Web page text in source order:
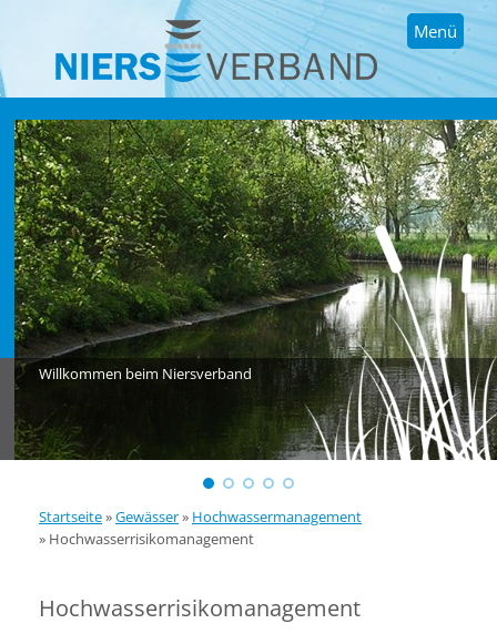
Menü
Willkommen beim Niersverband
Startseite»Gewässer» Hochwassermanagement
» Hochwasserrisikomanagement
Hochwasserrisikomanagement